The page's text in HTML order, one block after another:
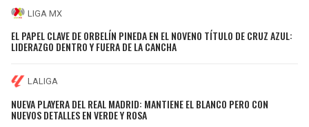
LIGA MX
EL PAPEL CLAVE DE ORBELÍN PINEDA EN EL NOVENO TÍTULO DE CRUZ AZUL:
LIDERAZGO DENTRO Y FUERA DE LA CANCHA
LALIGA
NUEVA PLAYERA DEL REAL MADRID: MANTIENE EL BLANCO PERO CON
NUEVOS DETALLES EN VERDE Y ROSA